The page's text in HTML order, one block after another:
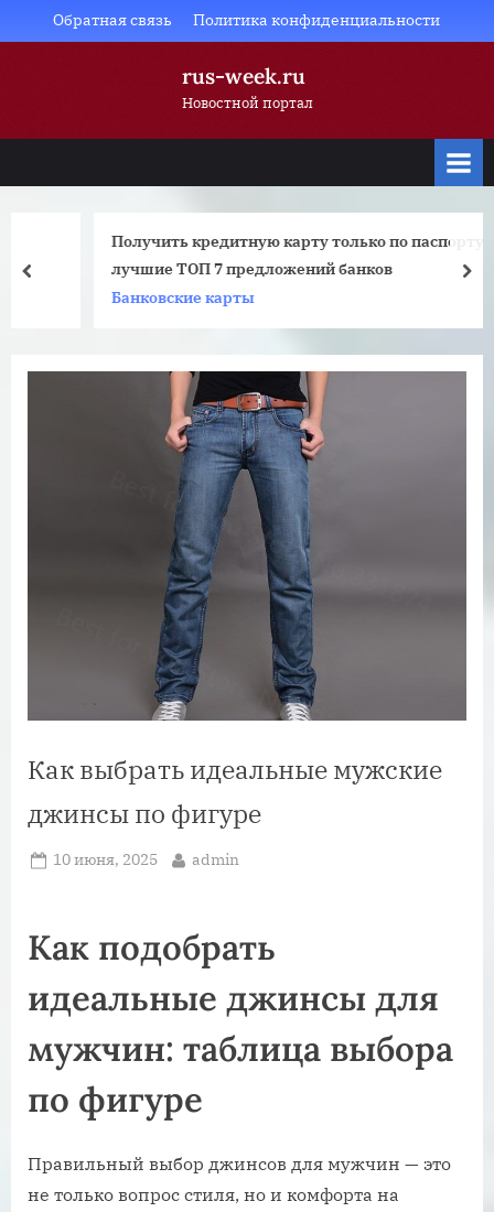
to
Обратная связь Политика конфиденциальности
rus-week.ru
Новостной портал
Получить кредитную карту только по паспорту,
лучшие ТОП 7 предложений банков
Банковские карты
prev
Как выбрать идеальные мужские
джинсы по фигуре
Posted
10 июня, 2025 By
admin
Как подобрать
идеальные джинсы для
мужчин: таблица выбора
по фигуре
Правильный выбор джинсов для мужчин — это
не только вопрос стиля, но и комфорта на